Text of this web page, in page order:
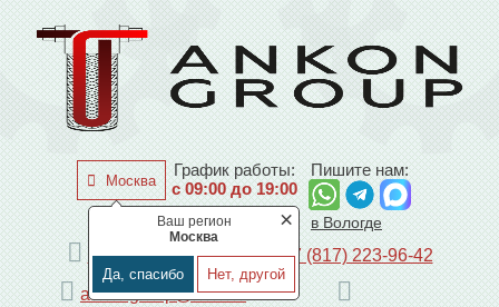
Москва
×
Ваш регион
Москва
Да, спасибо Нет, другой
График работы:
с 09:00 до 19:00
Пишите нам:
по Москве
+7 (495) 225-44-08
ankongroup@mail.ru
в Вологде
+7 (817) 223-96-42